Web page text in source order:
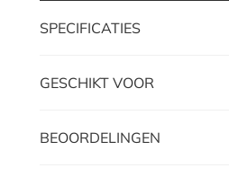
SPECIFICATIES
GESCHIKT VOOR
BEOORDELINGEN